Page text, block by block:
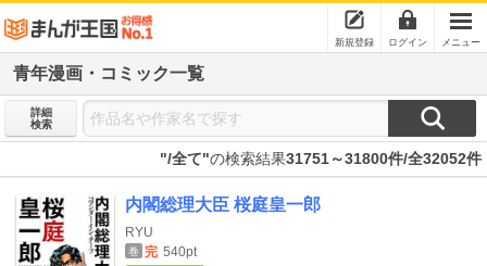
新規登録 ログイン メニュー
青年漫画・コミック一覧
詳細
検索
"/全て"の検索結果31751～31800件/全32052件
内閣総理大臣 桜庭皇一郎
RYU
巻 完 540pt